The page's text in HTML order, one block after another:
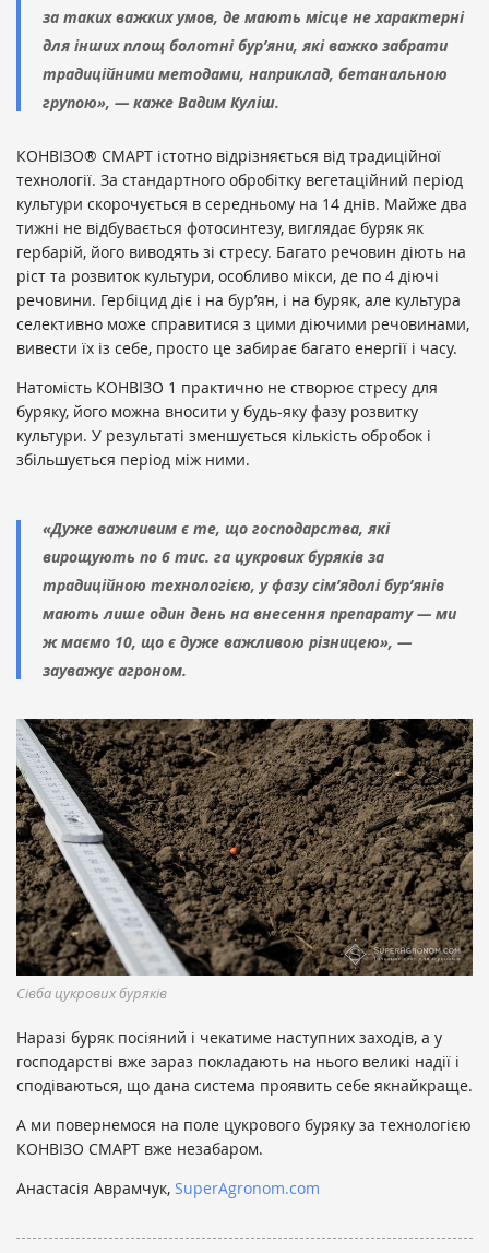
за таких важких умов, де мають місце не характерні
для інших площ болотні бур’яни, які важко забрати
традиційними методами, наприклад, бетанальною
групою», — каже Вадим Куліш.
КОНВІЗО® СМАРТ істотно відрізняється від традиційної
технології. За стандартного обробітку вегетаційний період
культури скорочується в середньому на 14 днів. Майже два
тижні не відбувається фотосинтезу, виглядає буряк як
гербарій, його виводять зі стресу. Багато речовин діють на
ріст та розвиток культури, особливо мікси, де по 4 діючі
речовини. Гербіцид діє і на бур’ян, і на буряк, але культура
селективно може справитися з цими діючими речовинами,
вивести їх із себе, просто це забирає багато енергії і часу.
Натомість КОНВІЗО 1 практично не створює стресу для
буряку, його можна вносити у будь-яку фазу розвитку
культури. У результаті зменшується кількість обробок і
збільшується період між ними.
«Дуже важливим є те, що господарства, які
вирощують по 6 тис. га цукрових буряків за
традиційною технологією, у фазу сім’ядолі бур’янів
мають лише один день на внесення препарату — ми
ж маємо 10, що є дуже важливою різницею», —
зауважує агроном.
Сівба цукрових буряків
Наразі буряк посіяний і чекатиме наступних заходів, а у
господарстві вже зараз покладають на нього великі надії і
сподіваються, що дана система проявить себе якнайкраще.
А ми повернемося на поле цукрового буряку за технологією
КОНВІЗО СМАРТ вже незабаром.
Анастасія Аврамчук, SuperAgronom.com